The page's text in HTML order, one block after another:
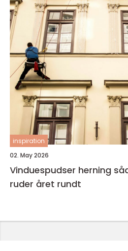
inspiration
02. May 2026
Vinduespudser herning sådan får du klare
ruder året rundt